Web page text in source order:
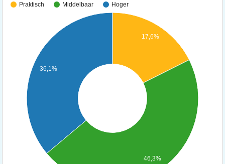
Praktisch Middelbaar Hoger
17,6%
36,1%
46,3%